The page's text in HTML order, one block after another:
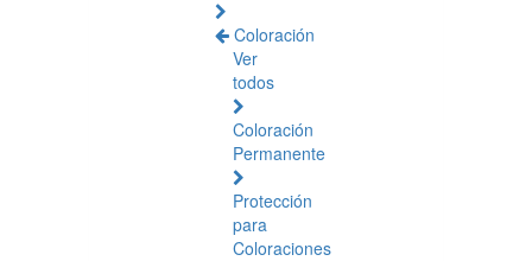
Coloración
Ver
todos
Coloración
Permanente
Protección
para
Coloraciones